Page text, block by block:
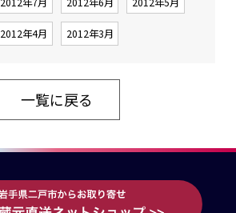
2012年4月 2012年3月
一覧に戻る